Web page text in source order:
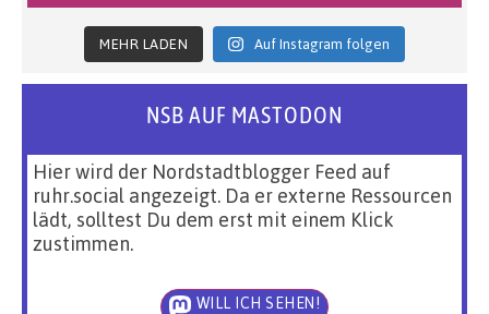
MEHR LADEN Auf Instagram folgen
NSB AUF MASTODON
Hier wird der Nordstadtblogger Feed auf
ruhr.social angezeigt. Da er externe Ressourcen
lädt, solltest Du dem erst mit einem Klick
zustimmen.
WILL ICH SEHEN!